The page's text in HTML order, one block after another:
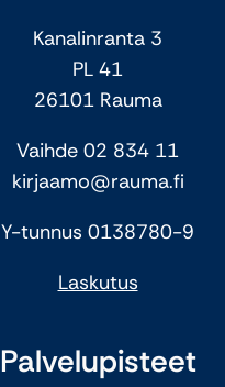
Kanalinranta 3
PL 41
26101 Rauma
Vaihde 02 834 11
kirjaamo@rauma.fi
Y-tunnus 0138780-9
Laskutus
Palvelupisteet